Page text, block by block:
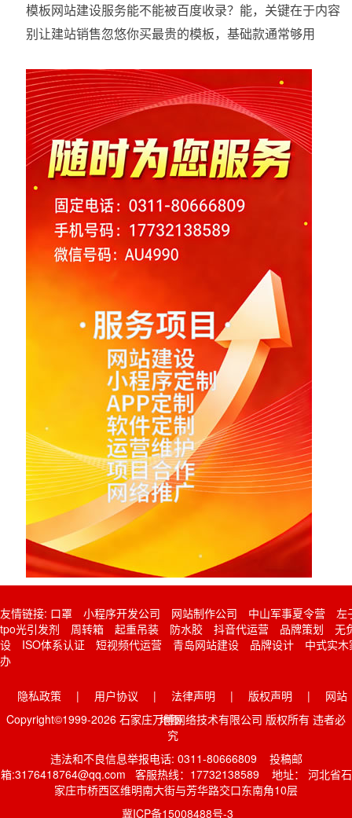
模板网站建设服务能不能被百度收录？能，关键在于内容
别让建站销售忽悠你买最贵的模板，基础款通常够用
友情链接: 口罩 小程序开发公司 网站制作公司 中山军事夏令营
左
tpo光引发剂
周转箱 起重吊装 防水胶 抖音代运营 品牌策划
无
设
ISO体系认证 短视频代运营 青岛网站建设 品牌设计
中式实
办
隐私政策 | 用户协议 | 法律声明 | 版权声明 |
网站
地图
Copyright©1999-2026 石家庄万博网络技术有限公司 版权所有 违者必
究
违法和不良信息举报电话: 0311-80666809 投稿邮
箱:3176418764@qq.com 客服热线：17732138589 地址： 河北省石
家庄市桥西区维明南大街与芳华路交口东南角10层
冀ICP备15008488号-3